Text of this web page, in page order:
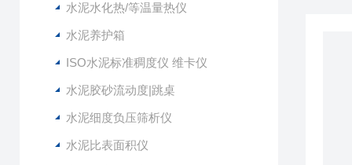
水泥水化热/等温量热仪
水泥养护箱
ISO水泥标准稠度仪 维卡仪
水泥胶砂流动度|跳桌
水泥细度负压筛析仪
水泥比表面积仪